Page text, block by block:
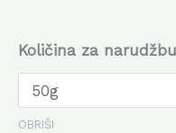
Količina za narudžbu
OBRIŠI